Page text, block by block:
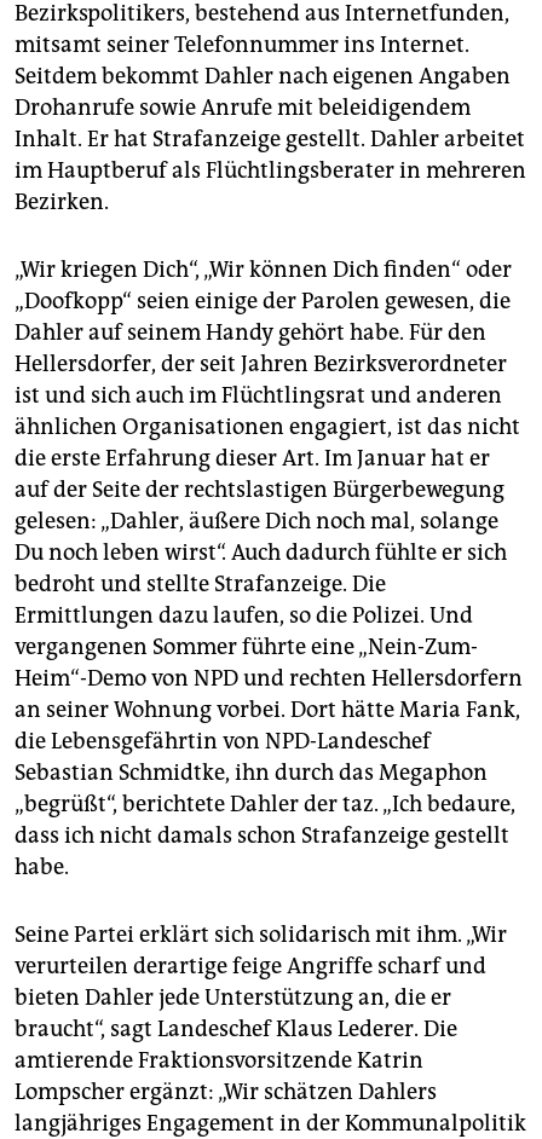
genossenschaft
epaper login
Bezirkspolitikers, bestehend aus Internetfunden,
mitsamt seiner Telefonnummer ins Internet.
Seitdem bekommt Dahler nach eigenen Angaben
Drohanrufe sowie Anrufe mit beleidigendem
Inhalt. Er hat Strafanzeige gestellt. Dahler arbeitet
im Hauptberuf als Flüchtlingsberater in mehreren
Bezirken.
„Wir kriegen Dich“, „Wir können Dich finden“ oder
„Doofkopp“ seien einige der Parolen gewesen, die
Dahler auf seinem Handy gehört habe. Für den
Hellersdorfer, der seit Jahren Bezirksverordneter
ist und sich auch im Flüchtlingsrat und anderen
ähnlichen Organisationen engagiert, ist das nicht
die erste Erfahrung dieser Art. Im Januar hat er
auf der Seite der rechtslastigen Bürgerbewegung
gelesen: „Dahler, äußere Dich noch mal, solange
Du noch leben wirst“. Auch dadurch fühlte er sich
bedroht und stellte Strafanzeige. Die
Ermittlungen dazu laufen, so die Polizei. Und
vergangenen Sommer führte eine „Nein-Zum-
Heim“-Demo von NPD und rechten Hellersdorfern
an seiner Wohnung vorbei. Dort hätte Maria Fank,
die Lebensgefährtin von NPD-Landeschef
Sebastian Schmidtke, ihn durch das Megaphon
„begrüßt“, berichtete Dahler der taz. „Ich bedaure,
dass ich nicht damals schon Strafanzeige gestellt
habe.
Seine Partei erklärt sich solidarisch mit ihm. „Wir
verurteilen derartige feige Angriffe scharf und
bieten Dahler jede Unterstützung an, die er
braucht“, sagt Landeschef Klaus Lederer. Die
amtierende Fraktionsvorsitzende Katrin
Lompscher ergänzt: „Wir schätzen Dahlers
langjähriges Engagement in der Kommunalpolitik